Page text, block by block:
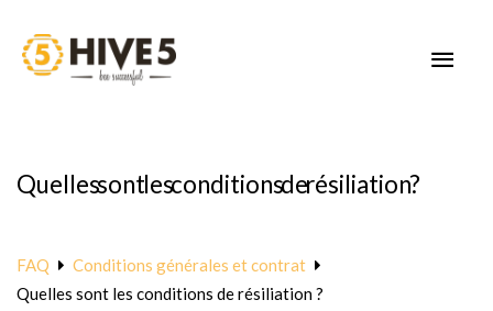
contenu
Quelles sont les conditions de résiliation ?
FAQ
Conditions générales et contrat
Quelles sont les conditions de résiliation ?